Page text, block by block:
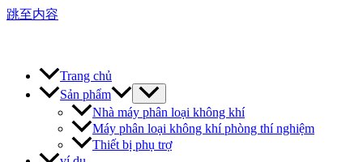
跳至内容
Trang chủ
Sản phẩm
Nhà máy phân loại không khí
Máy phân loại không khí phòng thí nghiệm
Thiết bị phụ trợ